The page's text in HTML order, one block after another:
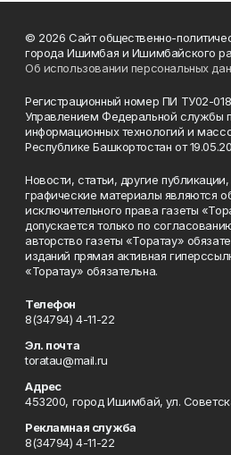
© 2026 Сайт общественно-
города Ишимбая и Ишимбайского
Об использовании персональных
Регистрационный номер ПИ ТУ02-
Управлением Федеральной службы
информационных технологий и
Республике Башкортостан от
Новости, статьи, другие
графические материалы являются
исключительного права газеты
допускается только по
авторство газеты «Торатау»
изданий прямая активная
«Торатау» обязательна.
Телефон
8(34794) 4-11-22
Эл. почта
toratau@mail.ru
Адрес
453200, город Ишимбай, ул.
Рекламная служба
8(34794) 4-11-22